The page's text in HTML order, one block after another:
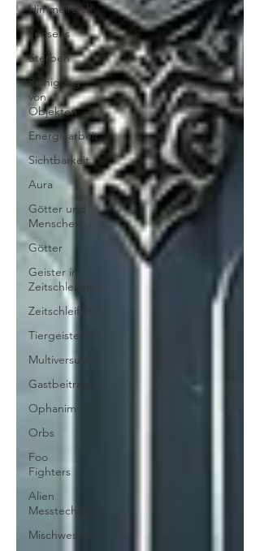
Himmelreich
Jenseits
Sterben
Reinigung
von
Objekten
Energiearbeit
Sichtbarkeit
Aura
Götter und
Menschen
Götter
Geister in
Zeitschleifen
Zeitschleifen
Tiergeister
Multiversum
Gastbeitrag
Ophanim
Orbs
Foo
Fighters
Alien
Messtechnik
Mischwesen